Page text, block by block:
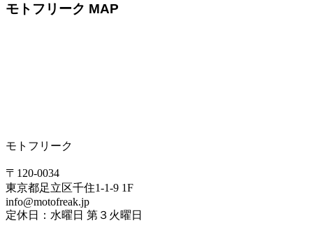
モトフリーク MAP
モトフリーク
〒120-0034
東京都足立区千住1-1-9 1F
info@motofreak.jp
定休日：水曜日 第３火曜日